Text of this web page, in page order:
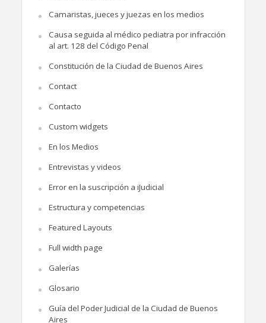
Camaristas, jueces y juezas en los medios
Causa seguida al médico pediatra por infracción
al art. 128 del Código Penal
Constitución de la Ciudad de Buenos Aires
Contact
Contacto
Custom widgets
En los Medios
Entrevistas y videos
Error en la suscripción a iJudicial
Estructura y competencias
Featured Layouts
Full width page
Galerías
Glosario
Guía del Poder Judicial de la Ciudad de Buenos
Aires